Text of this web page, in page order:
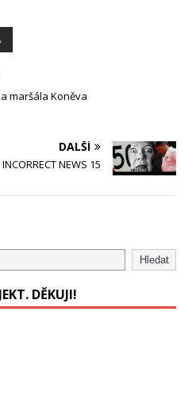
maršála Koněva
DALŠÍ
INCORRECT NEWS 15
Hledat
DĚKUJI!